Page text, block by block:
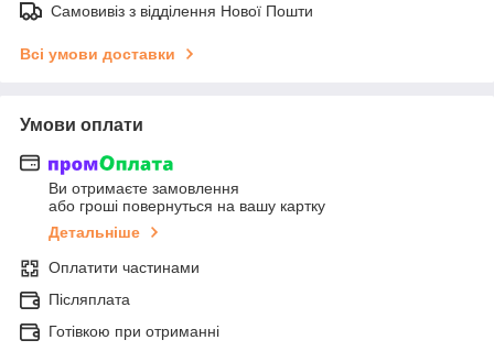
Самовивіз з відділення Нової Пошти
Всі умови доставки
Умови оплати
Ви отримаєте замовлення
або гроші повернуться на вашу картку
Детальніше
Оплатити частинами
Післяплата
Готівкою при отриманні